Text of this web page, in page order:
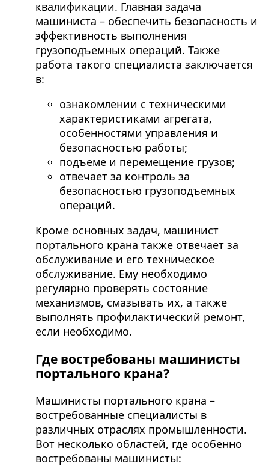
квалификации. Главная задача
машиниста – обеспечить безопасность и
эффективность выполнения
грузоподъемных операций. Также
работа такого специалиста заключается
в:
ознакомлении с техническими
характеристиками агрегата,
особенностями управления и
безопасностью работы;
подъеме и перемещение грузов;
отвечает за контроль за
безопасностью грузоподъемных
операций.
Кроме основных задач, машинист
портального крана также отвечает за
обслуживание и его техническое
обслуживание. Ему необходимо
регулярно проверять состояние
механизмов, смазывать их, а также
выполнять профилактический ремонт,
если необходимо.
Где востребованы машинисты
портального крана?
Машинисты портального крана –
востребованные специалисты в
различных отраслях промышленности.
Вот несколько областей, где особенно
востребованы машинисты: